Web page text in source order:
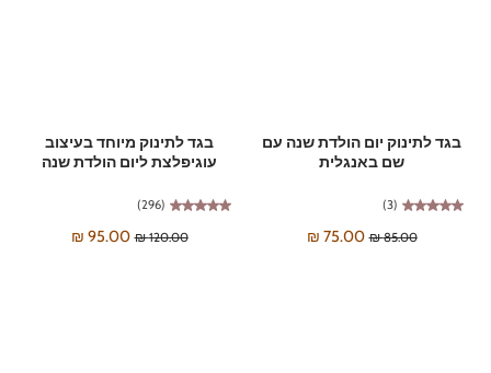
בגד לתינוק יום הולדת שנה עם
שם באנגלית
(3)
85.00 ₪
75.00 ₪
בגד לתינוק מיוחד בעיצוב
עוגיפלצת ליום הולדת שנה
(296)
120.00 ₪
95.00 ₪